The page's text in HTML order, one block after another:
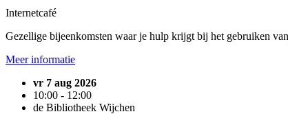
Internetcafé
Gezellige bijeenkomsten waar je hulp krijgt bij het gebruiken
Meer informatie
vr 7 aug 2026
10:00 - 12:00
de Bibliotheek Wijchen